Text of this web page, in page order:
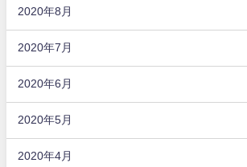
2020年8月
2020年7月
2020年6月
2020年5月
2020年4月